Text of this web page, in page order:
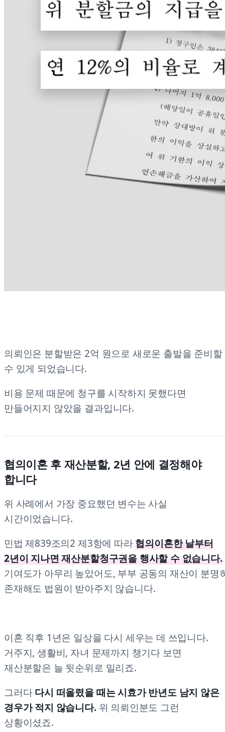
의뢰인은 분할받은 2억 원으로 새로운 출발을 준비할
수 있게 되었습니다.
비용 문제 때문에 청구를 시작하지 못했다면
만들어지지 않았을 결과입니다.
협의이혼 후 재산분할, 2년 안에 결정해야
합니다
위 사례에서 가장 중요했던 변수는 사실
시간이었습니다.
민법 제839조의2 제3항에 따라협의이혼한 날부터
2년이 지나면 재산분할청구권을 행사할 수 없습니다.
기여도가 아무리 높았어도, 부부 공동의 재산이 분명
존재해도 법원이 받아주지 않습니다.
이혼 직후 1년은 일상을 다시 세우는 데 쓰입니다.
거주지, 생활비, 자녀 문제까지 챙기다 보면
재산분할은 늘 뒷순위로 밀리죠.
그러다다시 떠올렸을 때는 시효가 반년도 남지 않은
경우가 적지 않습니다.위 의뢰인분도 그런
상황이셨죠.